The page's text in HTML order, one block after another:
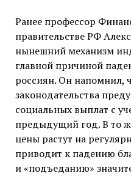
Ранее профессор
правительстве РФ
нынешний механизм
главной причиной
россиян. Он напомнил,
законодательства
социальных выплат с
предыдущий год. В то
цены растут на
приводит к падению
и «подъеданию»